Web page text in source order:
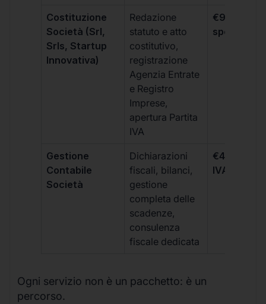
Costituzione
Società (Srl,
Srls, Startup
Innovativa)
Redazione
statuto e atto
costitutivo,
registrazione
Agenzia Entrate
e Registro
Imprese,
apertura Partita
IVA
€99 + IVA
spese
Gestione
Contabile
Società
Dichiarazioni
fiscali, bilanci,
gestione
completa delle
scadenze,
consulenza
fiscale dedicata
€499 +
IVA/
Ogni servizio non è un pacchetto: è un
percorso.